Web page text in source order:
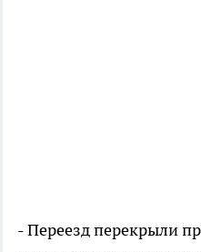
- Переезд перекрыли